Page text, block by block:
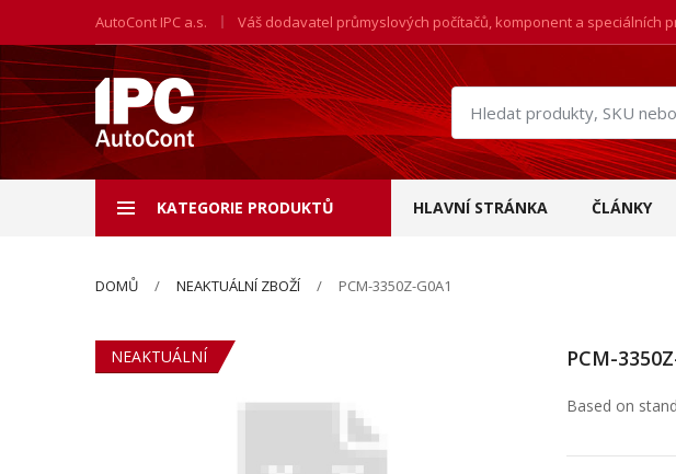
AutoCont IPC a.s. Váš dodavatel průmyslových počítačů, komponent a speciálních
Hledat
produkty
KATEGORIE PRODUKTŮ HLAVNÍ STRÁNKA ČLÁNKY
DOMŮ NEAKTUÁLNÍ ZBOŽÍ PCM-3350Z-G0A1
NEAKTUÁLNÍ PCM-
Based on